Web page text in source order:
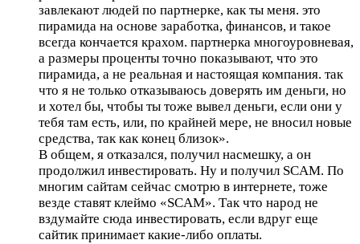
завлекают людей по партнерке, как ты меня. это
пирамида на основе заработка, финансов, и такое
всегда кончается крахом. партнерка многоуровневая,
а размеры проценты точно показывают, что это
пирамида, а не реальная и настоящая компания. так
что я не только отказываюсь доверять им деньги, но
и хотел бы, чтобы ты тоже вывел деньги, если они у
тебя там есть, или, по крайней мере, не вносил новые
средства, так как конец близок».
В общем, я отказался, получил насмешку, а он
продолжил инвестировать. Ну и получил SCAM. По
многим сайтам сейчас смотрю в интернете, тоже
везде ставят клеймо «SCAM». Так что народ не
вздумайте сюда инвестировать, если вдруг еще
сайтик принимает какие-либо оплаты.